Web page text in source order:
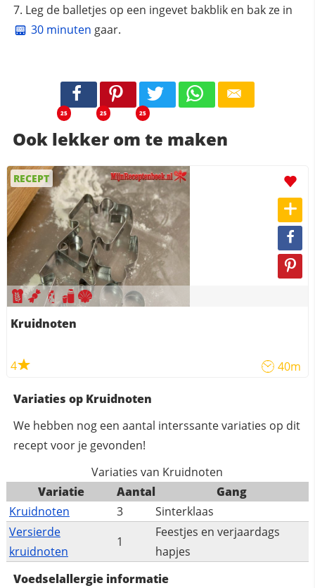
Leg de balletjes op een ingevet bakblik en bak ze in
30 minuten gaar.
25 25 25
Ook lekker om te maken
RECEPT
Kruidnoten
4 40m
Variaties op Kruidnoten
We hebben nog een aantal interssante variaties op dit
recept voor je gevonden!
Variaties van Kruidnoten
Variatie
Aantal
Gang
Kruidnoten
3
Sinterklaas
Versierde
kruidnoten
1
Feestjes en verjaardags
hapjes
Voedselallergie informatie